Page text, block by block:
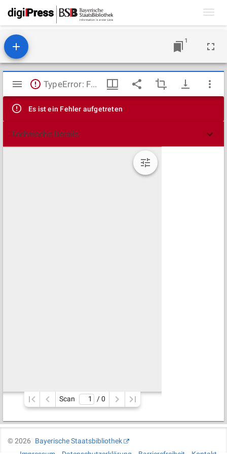
1
Mirador
Viewer
TypeError: Failed to fetch
Es ist ein Fehler aufgetreten
Technische Details
Scan / 0
©2026
Bayerische Staatsbibliothek